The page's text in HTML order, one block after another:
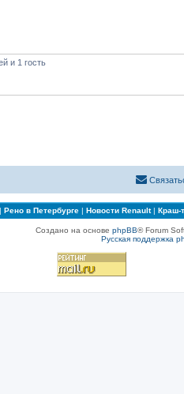
и 1 гость
Рено в Петербурге| Новости Renault| Краш-
Создано на основе phpBB® Forum
Русская поддержка